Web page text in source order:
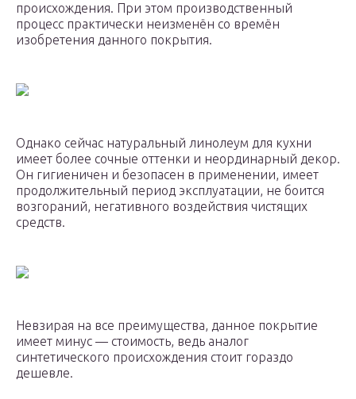
происхождения. При этом производственный
процесс практически неизменён со времён
изобретения данного покрытия.
Однако сейчас натуральный линолеум для кухни
имеет более сочные оттенки и неординарный декор.
Он гигиеничен и безопасен в применении, имеет
продолжительный период эксплуатации, не боится
возгораний, негативного воздействия чистящих
средств.
Невзирая на все преимущества, данное покрытие
имеет минус — стоимость, ведь аналог
синтетического происхождения стоит гораздо
дешевле.